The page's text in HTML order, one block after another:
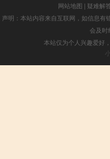
网站地图 | 疑难解
声明：本站内容来自互联网，如信息
会及时
本站仅为个人兴趣爱好